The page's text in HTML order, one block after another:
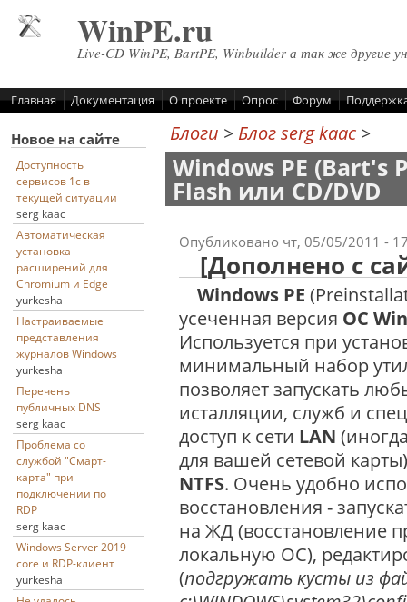
WinPE.ru
Live-CD WinPE, BartPE, Winbuilder а так же другие
Главная Документация О проекте Опрос Форум
Новое на сайте
Доступность
сервисов 1с в
текущей ситуации
serg kaac
Автоматическая
установка
расширений для
Chromium и Edge
yurkesha
Настраиваемые
представления
журналов Windows
yurkesha
Перечень
публичных DNS
serg kaac
Проблема со
службой "Смарт-
карта" при
подключении по
RDP
serg kaac
Windows Server 2019
core и RDP-клиент
yurkesha
Блоги > Блог serg kaac >
Windows PE (Bart's
Flash или CD/DVD
Опубликовано чт, 05/05/2011 -
[Дополнено с
Windows PE
усеченная версия ОС
Используется при
минимальный набор
позволяет запускать
исталляции, служб и
доступ к сети LAN
для вашей сетевой
NTFS. Очень удобно
восстановления -
на ЖД (восстановление
локальную ОС),
(подгружать кусты из